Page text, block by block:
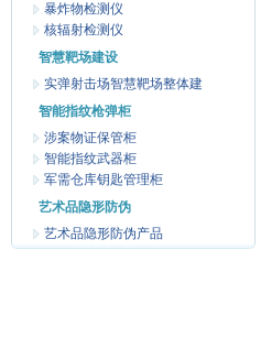
暴炸物检测仪
核辐射检测仪
智慧靶场建设
实弹射击场智慧靶场整体建
智能指纹枪弹柜
涉案物证保管柜
智能指纹武器柜
军需仓库钥匙管理柜
艺术品隐形防伪
艺术品隐形防伪产品